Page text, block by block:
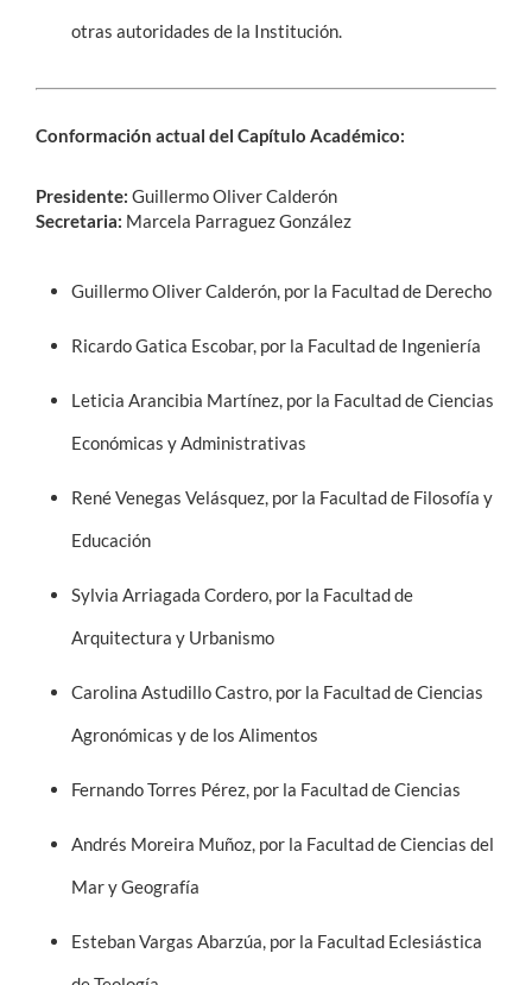
otras autoridades de la Institución.
Conformación actual del Capítulo Académico:
Presidente: Guillermo Oliver Calderón
Secretaria: Marcela Parraguez González
Guillermo Oliver Calderón, por la Facultad de Derecho
Ricardo Gatica Escobar, por la Facultad de Ingeniería
Leticia Arancibia Martínez, por la Facultad de Ciencias
Económicas y Administrativas
René Venegas Velásquez, por la Facultad de Filosofía y
Educación
Sylvia Arriagada Cordero, por la Facultad de
Arquitectura y Urbanismo
Carolina Astudillo Castro, por la Facultad de Ciencias
Agronómicas y de los Alimentos
Fernando Torres Pérez, por la Facultad de Ciencias
Andrés Moreira Muñoz, por la Facultad de Ciencias del
Mar y Geografía
Esteban Vargas Abarzúa, por la Facultad Eclesiástica